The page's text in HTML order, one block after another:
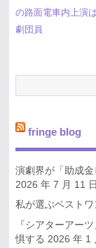
の路面電車内上演
劇団員
fringe blog
演劇界が「助成
2026 年 7 月 11 日
私が選ぶベスト
『シアターアー
惧する 2026 年 1